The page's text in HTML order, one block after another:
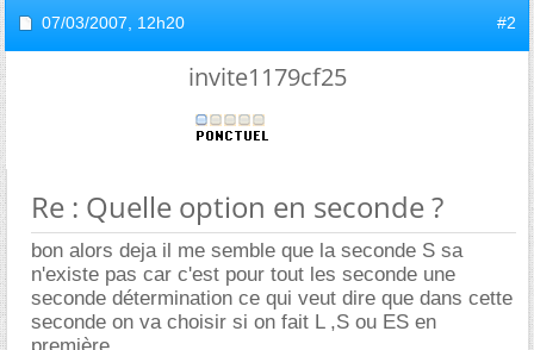
07/03/2007, 12h20 #2
invite1179cf25
Re : Quelle option en seconde ?
bon alors deja il me semble que la seconde S sa
n'existe pas car c'est pour tout les seconde une
seconde détermination ce qui veut dire que dans cette
seconde on va choisir si on fait L ,S ou ES en